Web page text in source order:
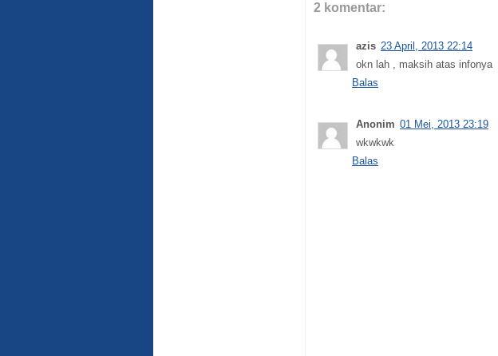
2 komentar:
azis 23 April, 2013 22:14
okn lah , maksih atas infonya
Balas
Anonim 01 Mei, 2013 23:19
wkwkwk
Balas